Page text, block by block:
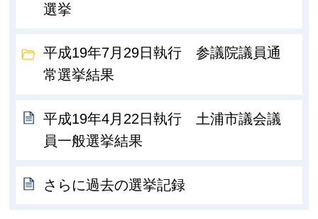
選挙
平成19年7月29日執行 参議院議員通
常選挙結果
平成19年4月22日執行 土浦市議会議
員一般選挙結果
さらに過去の選挙記録